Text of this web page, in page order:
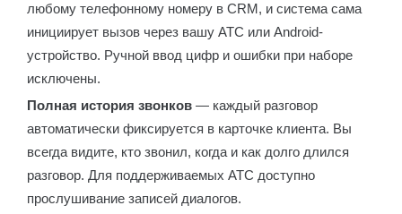
любому телефонному номеру в CRM, и система сама
инициирует вызов через вашу АТС или Android-
устройство. Ручной ввод цифр и ошибки при наборе
исключены.
Полная история звонков — каждый разговор
автоматически фиксируется в карточке клиента. Вы
всегда видите, кто звонил, когда и как долго длился
разговор. Для поддерживаемых АТС доступно
прослушивание записей диалогов.